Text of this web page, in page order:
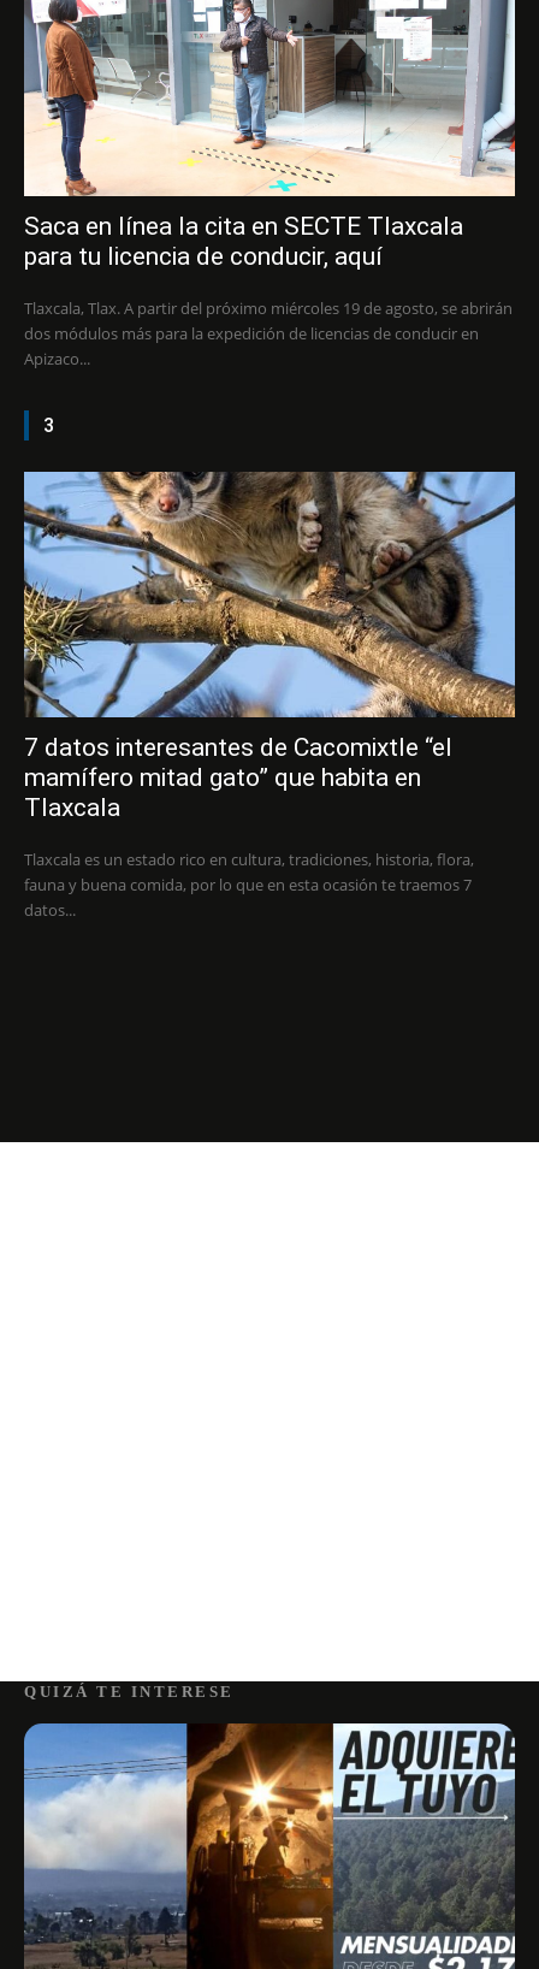
Saca en línea la cita en SECTE Tlaxcala
para tu licencia de conducir, aquí
Tlaxcala, Tlax. A partir del próximo miércoles 19 de agosto, se abrirán
dos módulos más para la expedición de licencias de conducir en
Apizaco...
3
7 datos interesantes de Cacomixtle “el
mamífero mitad gato” que habita en
Tlaxcala
Tlaxcala es un estado rico en cultura, tradiciones, historia, flora,
fauna y buena comida, por lo que en esta ocasión te traemos 7
datos...
QUIZÁ TE INTERESE